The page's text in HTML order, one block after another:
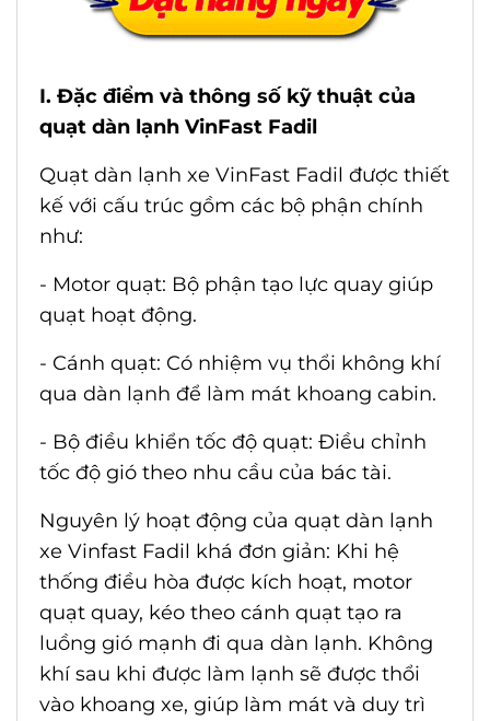
I. Đặc điểm và thông số kỹ thuật của
quạt dàn lạnh VinFast Fadil
Quạt dàn lạnh xe VinFast Fadil được thiết
kế với cấu trúc gồm các bộ phận chính
như:
- Motor quạt: Bộ phận tạo lực quay giúp
quạt hoạt động.
- Cánh quạt: Có nhiệm vụ thổi không khí
qua dàn lạnh để làm mát khoang cabin.
- Bộ điều khiển tốc độ quạt: Điều chỉnh
tốc độ gió theo nhu cầu của bác tài.
Nguyên lý hoạt động của quạt dàn lạnh
xe Vinfast Fadil khá đơn giản: Khi hệ
thống điều hòa được kích hoạt, motor
quạt quay, kéo theo cánh quạt tạo ra
luồng gió mạnh đi qua dàn lạnh. Không
khí sau khi được làm lạnh sẽ được thổi
vào khoang xe, giúp làm mát và duy trì